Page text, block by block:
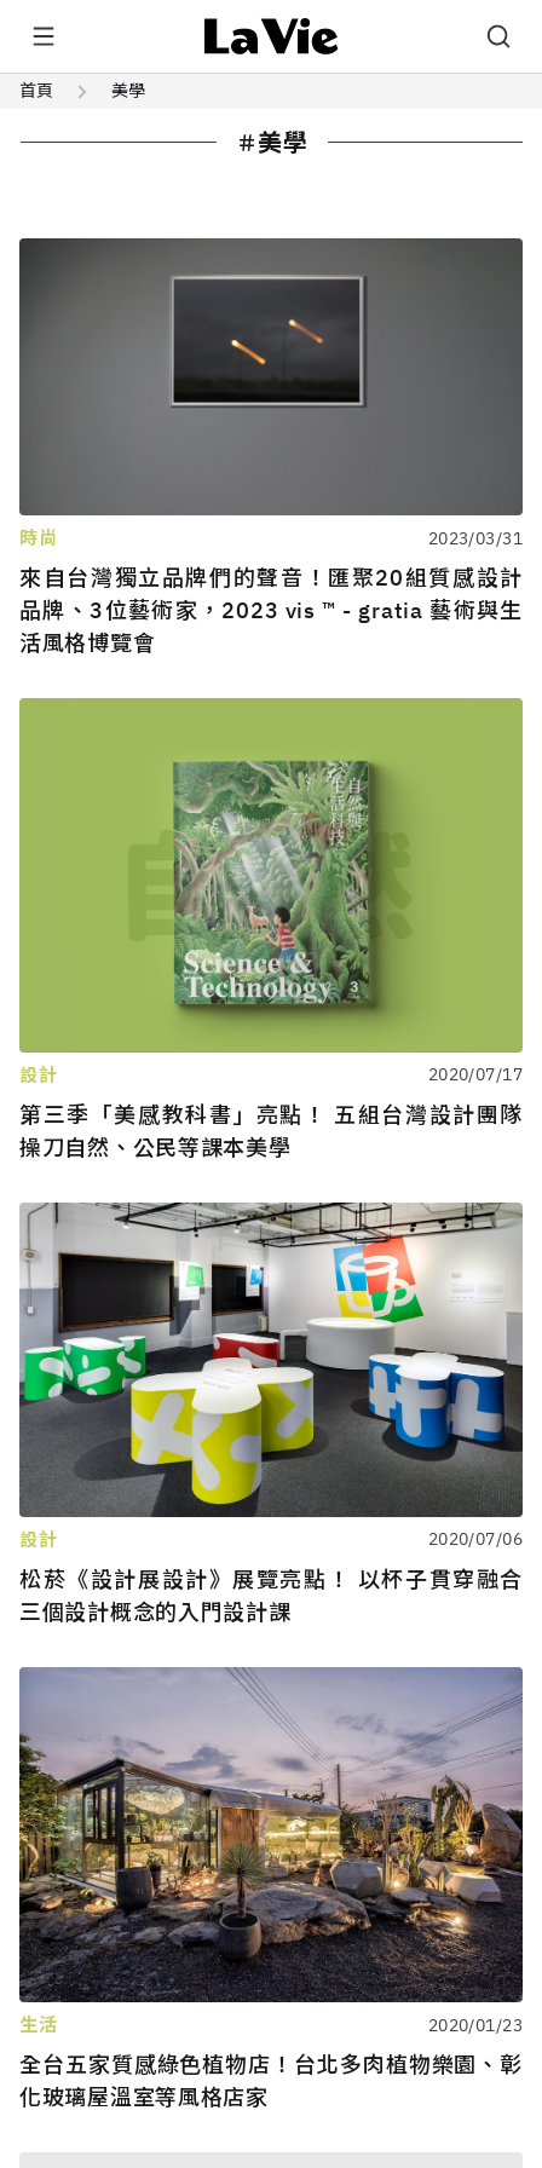
首頁 美學
美學
時尚 2023/03/31
來自台灣獨立品牌們的聲音！匯聚20組質感設計
品牌、3位藝術家，2023 vis ™ - gratia 藝術與生
活風格博覽會
設計 2020/07/17
第三季「美感教科書」亮點！ 五組台灣設計團隊
操刀自然、公民等課本美學
設計 2020/07/06
松菸《設計展設計》展覽亮點！ 以杯子貫穿融合
三個設計概念的入門設計課
生活 2020/01/23
全台五家質感綠色植物店！台北多肉植物樂園、彰
化玻璃屋溫室等風格店家